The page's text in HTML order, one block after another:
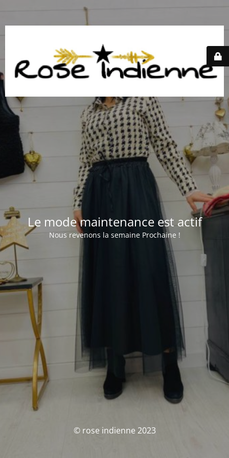
Le mode maintenance est actif
Nous revenons la semaine Prochaine !
© rose indienne 2023